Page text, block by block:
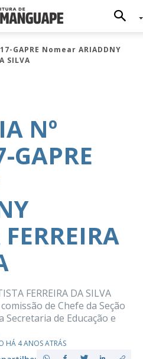
GAPRE Nomear ARIADDNY
SILVA
Nº
GAPRE
FERREIRA DA SILVA
de Chefe da Seção
Secretaria de Educação e
HÁ 4 ANOS ATRÁS